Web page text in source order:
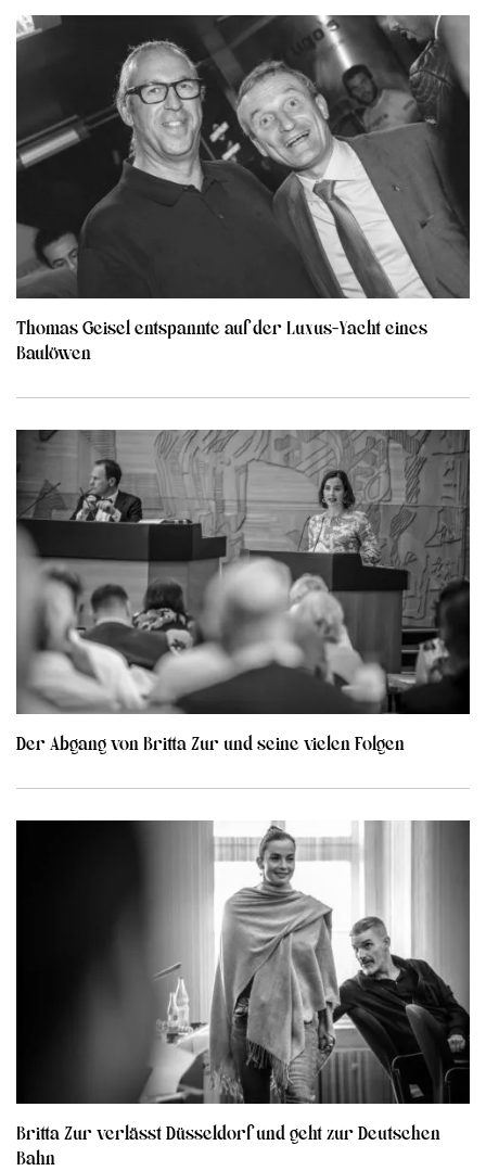
Thomas Geisel entspannte auf der Luxus-Yacht eines
Baulöwen
Der Abgang von Britta Zur und seine vielen Folgen
Britta Zur verlässt Düsseldorf und geht zur Deutschen
Bahn